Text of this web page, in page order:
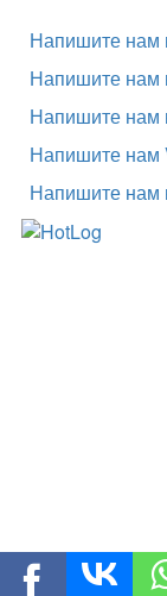
Напишите нам
Напишите нам
Напишите нам
Напишите нам
Напишите нам